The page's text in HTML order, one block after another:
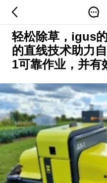
轻松除草，igus
的直线技术助力
1可靠作业，并有